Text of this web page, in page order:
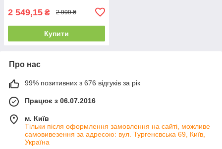
2 549,15 ₴ 2 999 ₴
Купити
Про нас
99% позитивних з 676 відгуків за рік
Працює з 06.07.2016
м. Київ
Тільки після оформлення замовлення на сайті, можливе
самовивезення за адресою: вул. Тургенєвська 69, Київ,
Україна